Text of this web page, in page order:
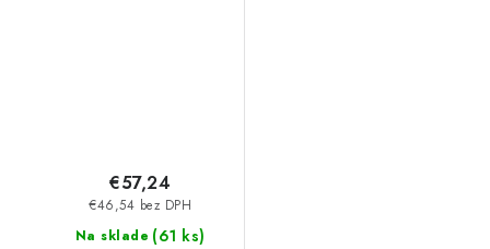
Na sklade (61 ks)
€46,54 bez DPH
€57,24